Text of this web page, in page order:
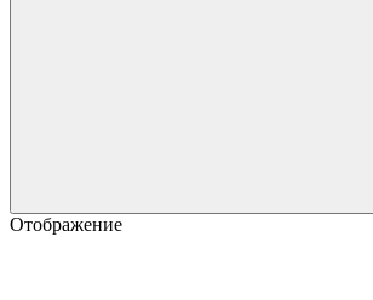
Отображение